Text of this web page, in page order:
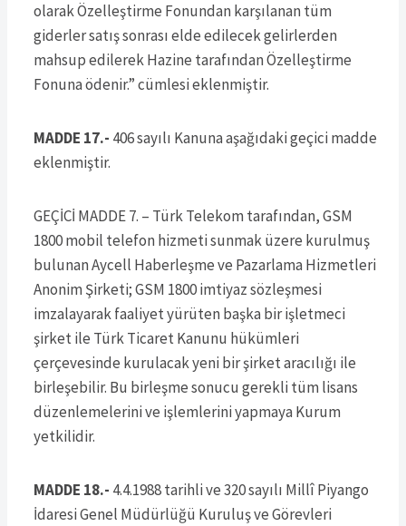
olarak Özelleştirme Fonundan karşılanan tüm
giderler satış sonrası elde edilecek gelirlerden
mahsup edilerek Hazine tarafından Özelleştirme
Fonuna ödenir.” cümlesi eklenmiştir.
MADDE 17.- 406 sayılı Kanuna aşağıdaki geçici madde
eklenmiştir.
GEÇİCİ MADDE 7. – Türk Telekom tarafından, GSM
1800 mobil telefon hizmeti sunmak üzere kurulmuş
bulunan Aycell Haberleşme ve Pazarlama Hizmetleri
Anonim Şirketi; GSM 1800 imtiyaz sözleşmesi
imzalayarak faaliyet yürüten başka bir işletmeci
şirket ile Türk Ticaret Kanunu hükümleri
çerçevesinde kurulacak yeni bir şirket aracılığı ile
birleşebilir. Bu birleşme sonucu gerekli tüm lisans
düzenlemelerini ve işlemlerini yapmaya Kurum
yetkilidir.
MADDE 18.- 4.4.1988 tarihli ve 320 sayılı Millî Piyango
İdaresi Genel Müdürlüğü Kuruluş ve Görevleri